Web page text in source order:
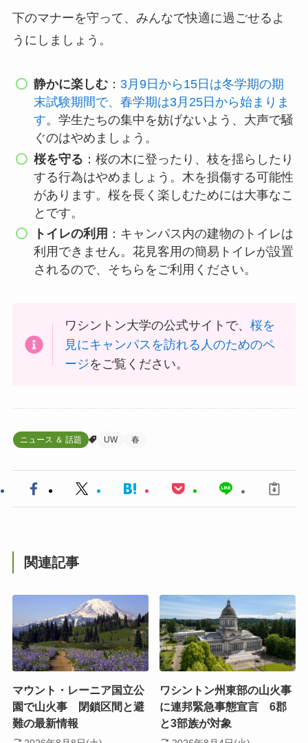
下のマナーを守って、みんなで快適に過ごせるよ
うにしましょう。
静かに楽しむ ： 3月9日から15日は冬学期の期
末試験期間で、春学期は3月25日から始まりま
す。学生たちの集中を妨げないよう、大声で騒
ぐのはやめましょう。
桜を守る ：桜の木に登ったり、枝を揺らしたり
する行為はやめましょう。木を損傷する可能性
があります。桜を長く楽しむためには大事なこ
とです。
トイレの利用 ：キャンパス内の建物のトイレは
利用できません。花見客用の簡易トイレが設置
されるので、そちらをご利用ください。
ワシントン大学の公式サイトで、桜を
見にキャンパスを訪れる人のためのペ
ージをご覧ください。
ニュース ＆ 話題 UW 春
関連記事
マウント・レーニア国立公
園で山火事 閉鎖区間と避
難の最新情報
ワシントン州東部の山火事
に連邦緊急事態宣言 6郡
と3部族が対象